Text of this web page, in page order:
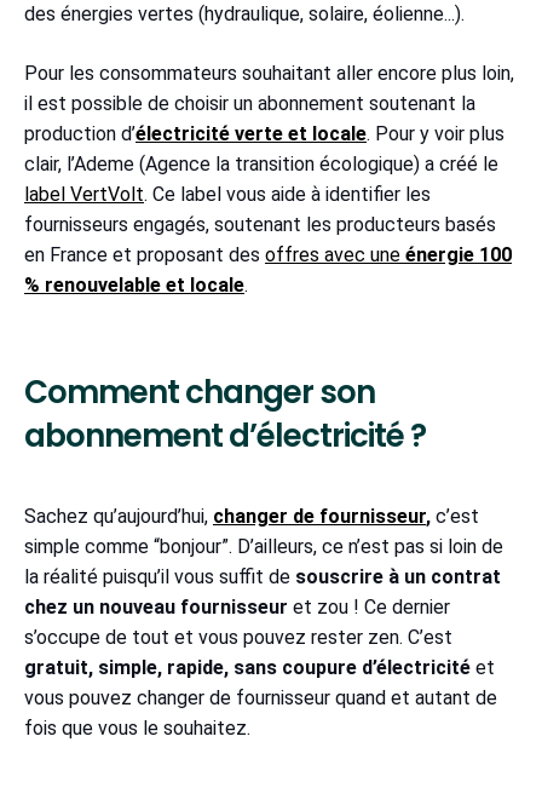
des énergies vertes (hydraulique, solaire, éolienne...).
Pour les consommateurs souhaitant aller encore plus loin,
il est possible de choisir un abonnement soutenant la
production d’électricité verte et locale. Pour y voir plus
clair, l’Ademe (Agence la transition écologique) a créé le
label VertVolt. Ce label vous aide à identifier les
fournisseurs engagés, soutenant les producteurs basés
en France et proposant des offres avec une énergie 100
% renouvelable et locale.
Comment changer son
abonnement d’électricité ?
Sachez qu’aujourd’hui, changer de fournisseur, c’est
simple comme “bonjour”. D’ailleurs, ce n’est pas si loin de
la réalité puisqu’il vous suffit de souscrire à un contrat
chez un nouveau fournisseur et zou ! Ce dernier
s’occupe de tout et vous pouvez rester zen. C’est
gratuit, simple, rapide, sans coupure d’électricité et
vous pouvez changer de fournisseur quand et autant de
fois que vous le souhaitez.